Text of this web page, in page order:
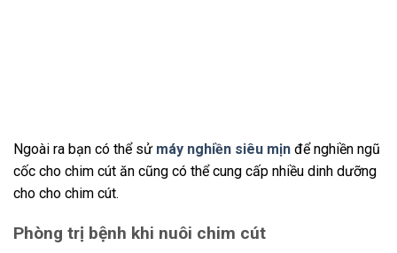
Ngoài ra bạn có thể sử máy nghiền siêu mịn để nghiền ngũ
cốc cho chim cút ăn cũng có thể cung cấp nhiều dinh dưỡng
cho cho chim cút.
Phòng trị bệnh khi nuôi chim cút